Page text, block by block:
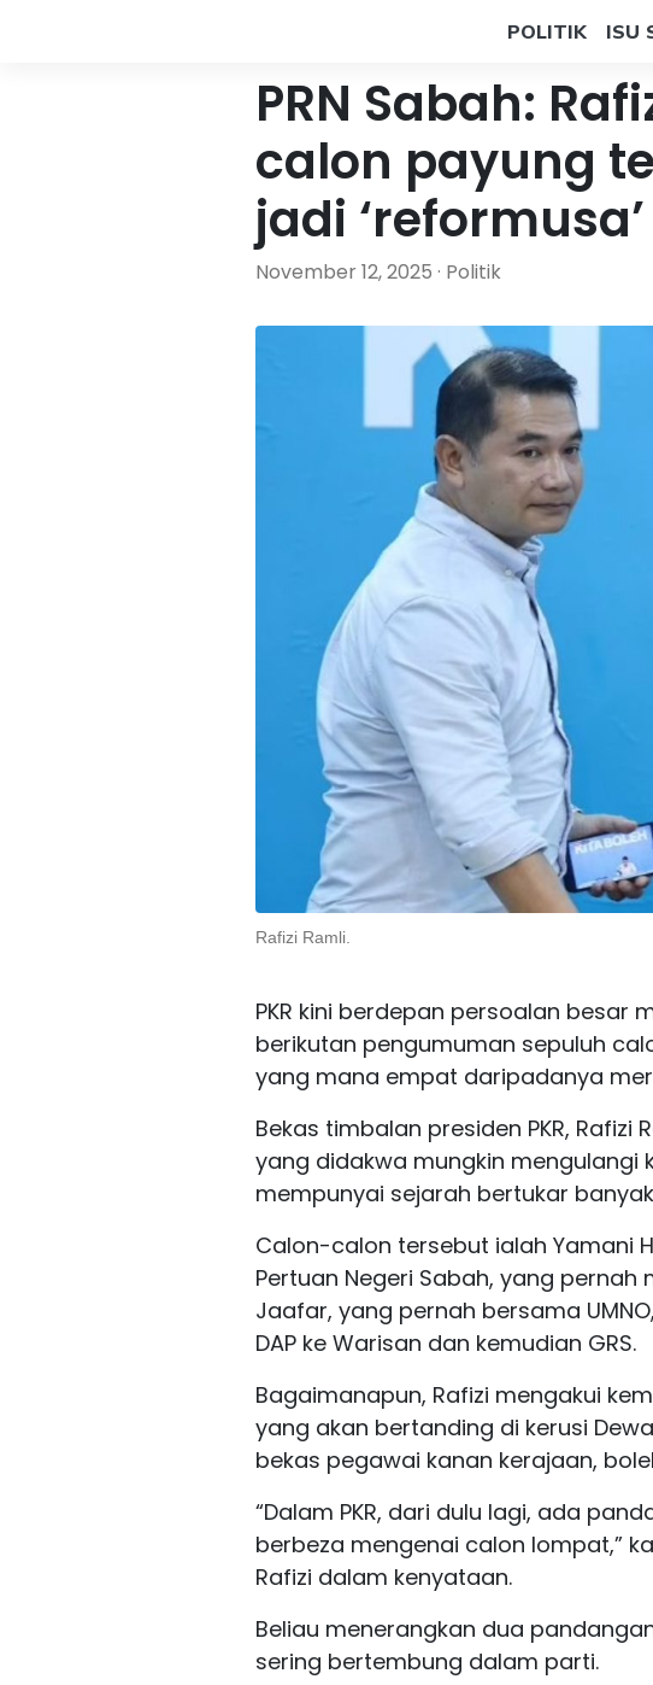
POLITIK ISU
PRN Sabah:
calon payung
jadi ‘reformusa’
November 12, 2025 · Politik
Rafizi Ramli.
PKR kini berdepan persoalan besar
berikutan pengumuman sepuluh
yang mana empat daripadanya
Bekas timbalan presiden PKR,
yang didakwa mungkin mengulangi
mempunyai sejarah bertukar
Calon-calon tersebut ialah Yamani
Pertuan Negeri Sabah, yang pernah
Jaafar, yang pernah bersama
DAP ke Warisan dan kemudian GRS.
Bagaimanapun, Rafizi mengakui
yang akan bertanding di kerusi
bekas pegawai kanan kerajaan,
“Dalam PKR, dari dulu lagi, ada
berbeza mengenai calon lompat,”
Rafizi dalam kenyataan.
Beliau menerangkan dua
sering bertembung dalam parti.